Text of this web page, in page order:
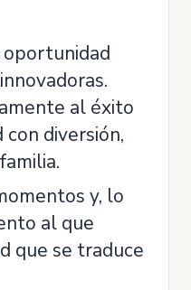
oportunidad
al éxito
diversión,
y, lo
al que
que se traduce